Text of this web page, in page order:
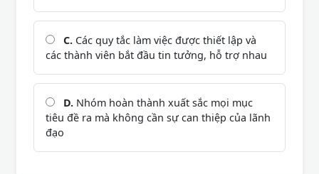
C. Các quy tắc làm việc được thiết lập và
các thành viên bắt đầu tin tưởng, hỗ trợ nhau
D. Nhóm hoàn thành xuất sắc mọi mục
tiêu đề ra mà không cần sự can thiệp của lãnh
đạo